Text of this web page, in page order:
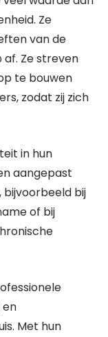
Ze
van de
Ze streven
te bouwen
zodat zij zich
in hun
aangepast
bij
of bij
en
Met hun